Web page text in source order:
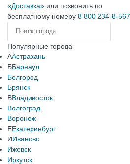
«Доставка» или позвонить по
бесплатному номеру 8 800 234-8-567
Популярные города
ААстрахань
ББарнаул
Белгород
Брянск
ВВладивосток
Волгоград
Воронеж
ЕЕкатеринбург
ИИваново
Ижевск
Иркутск